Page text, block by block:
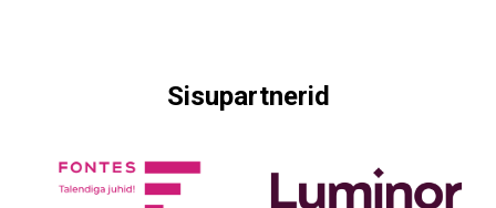
Sisupartnerid